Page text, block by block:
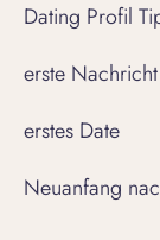
Dating Profil
erste Nachricht
erstes Date
Neuanfang